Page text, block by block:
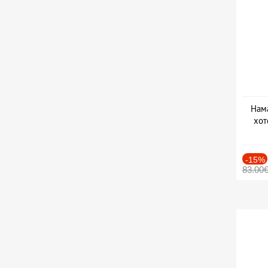
-15%
83.00€